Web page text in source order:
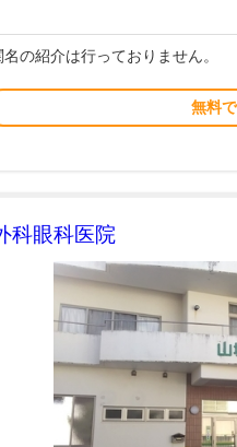
の紹介は行っておりません。
無料
科眼科医院